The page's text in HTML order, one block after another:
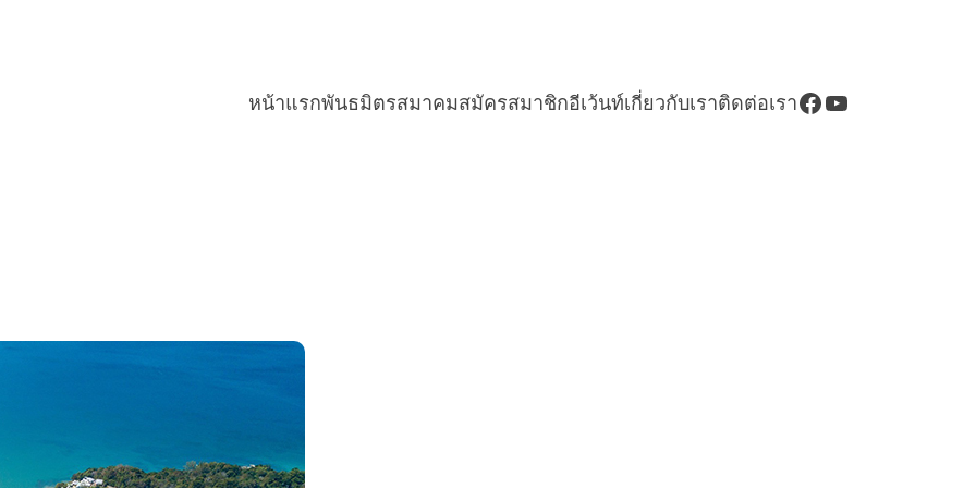
หน้าแรกพันธมิตรสมาคมสมัครสมาชิกอีเว้นท์เกี่ยวกับเราติดต่อเราFacebook
YouTube